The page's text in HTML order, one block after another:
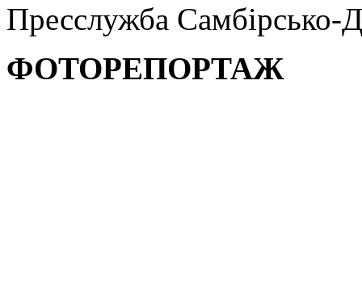
Пресслужба Самбірсько-
ФОТОРЕПОРТАЖ